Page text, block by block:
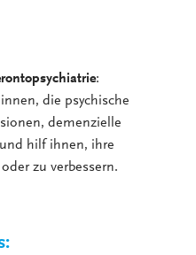
:
die psychische
demenzielle
hilf ihnen, ihre
zu verbessern.